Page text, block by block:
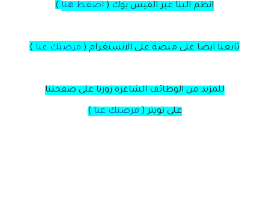
انظم الينا عبر الفيس بوك ( اضغط هنا )
تابعنا ايضا على منصة على الانستغرام ( فرصتك عنا )
للمزيد من الوظائف الشاغره زورنا على صفحتنا
على تويتر( فرصتك عنا )